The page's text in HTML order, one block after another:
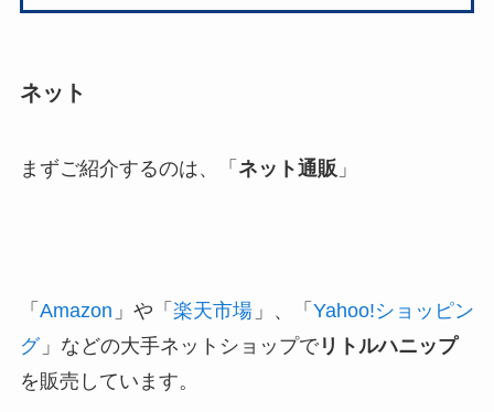
ネット
まずご紹介するのは、「 ネット通販 」
「 Amazon 」や「 楽天市場 」、「 Yahoo!ショッピン
グ」などの大手ネットショップでリトルハニップ
を販売しています。